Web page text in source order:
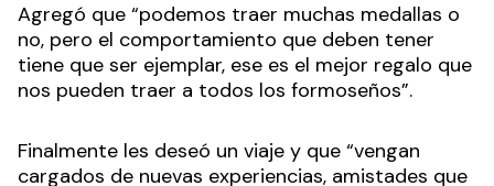
Agregó que “podemos traer muchas medallas o
no, pero el comportamiento que deben tener
tiene que ser ejemplar, ese es el mejor regalo que
nos pueden traer a todos los formoseños”.
Finalmente les deseó un viaje y que “vengan
cargados de nuevas experiencias, amistades que